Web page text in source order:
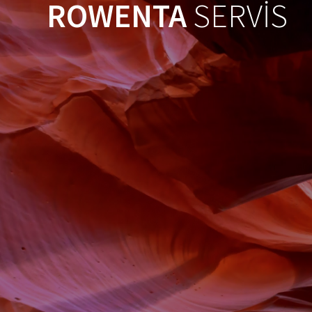
Skip
to
content
ROWENTASERVİS